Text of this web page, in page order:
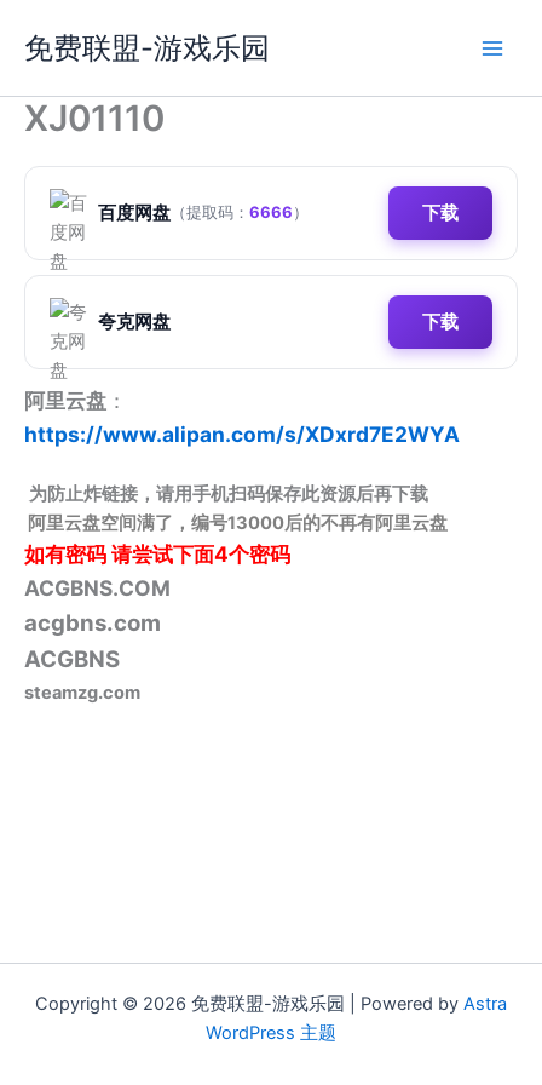
容
免费联盟-游戏乐园
XJ01110
百度网盘 （提取码： 6666） 下载
夸克网盘 下载
阿里云盘 ：
https://www.alipan.com/s/XDxrd7E2WYA
为防止炸链接，请用手机扫码保存此资源后再下载
阿里云盘空间满了，编号13000后的不再有阿里云盘
如有密码请尝试下面4个密码
ACGBNS.COM
acgbns.com
ACGBNS
steamzg.com
Copyright © 2026 免费联盟-游戏乐园 | Powered by Astra
WordPress 主题